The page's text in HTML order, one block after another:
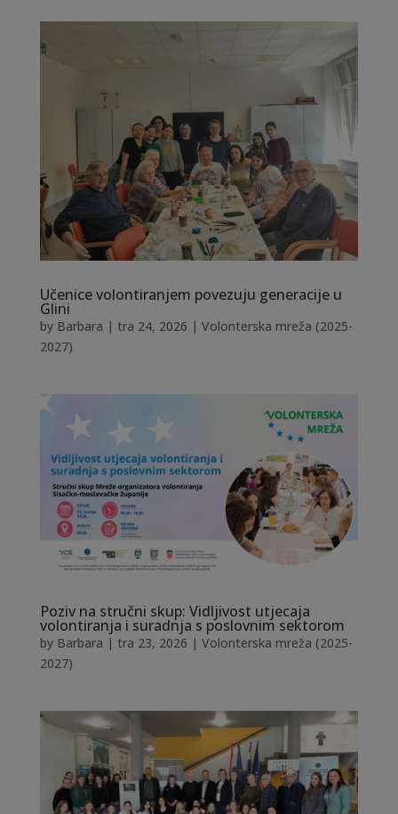
Učenice volontiranjem povezuju generacije u
Glini
by Barbara | tra 24, 2026 | Volonterska mreža (2025-
2027)
Poziv na stručni skup: Vidljivost utjecaja
volontiranja i suradnja s poslovnim sektorom
by Barbara | tra 23, 2026 | Volonterska mreža (2025-
2027)